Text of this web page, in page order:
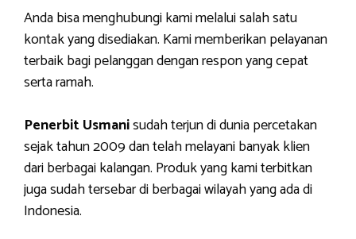
Anda bisa menghubungi kami melalui salah satu
kontak yang disediakan. Kami memberikan pelayanan
terbaik bagi pelanggan dengan respon yang cepat
serta ramah.
Penerbit Usmanisudah terjun di dunia percetakan
sejak tahun 2009 dan telah melayani banyak klien
dari berbagai kalangan. Produk yang kami terbitkan
juga sudah tersebar di berbagai wilayah yang ada di
Indonesia.